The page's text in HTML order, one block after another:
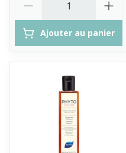
Ajouter au panier